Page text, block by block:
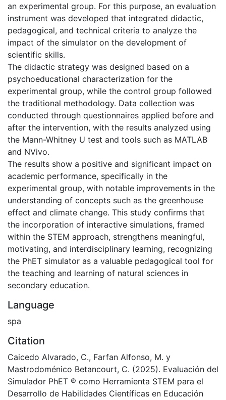
an experimental group. For this purpose, an evaluation
instrument was developed that integrated didactic,
pedagogical, and technical criteria to analyze the
impact of the simulator on the development of
scientific skills.
The didactic strategy was designed based on a
psychoeducational characterization for the
experimental group, while the control group followed
the traditional methodology. Data collection was
conducted through questionnaires applied before and
after the intervention, with the results analyzed using
the Mann-Whitney U test and tools such as MATLAB
and NVivo.
The results show a positive and significant impact on
academic performance, specifically in the
experimental group, with notable improvements in the
understanding of concepts such as the greenhouse
effect and climate change. This study confirms that
the incorporation of interactive simulations, framed
within the STEM approach, strengthens meaningful,
motivating, and interdisciplinary learning, recognizing
the PhET simulator as a valuable pedagogical tool for
the teaching and learning of natural sciences in
secondary education.
Language
spa
Citation
Caicedo Alvarado, C., Farfan Alfonso, M. y
Mastrodoménico Betancourt, C. (2025). Evaluación del
Simulador PhET ® como Herramienta STEM para el
Desarrollo de Habilidades Científicas en Educación